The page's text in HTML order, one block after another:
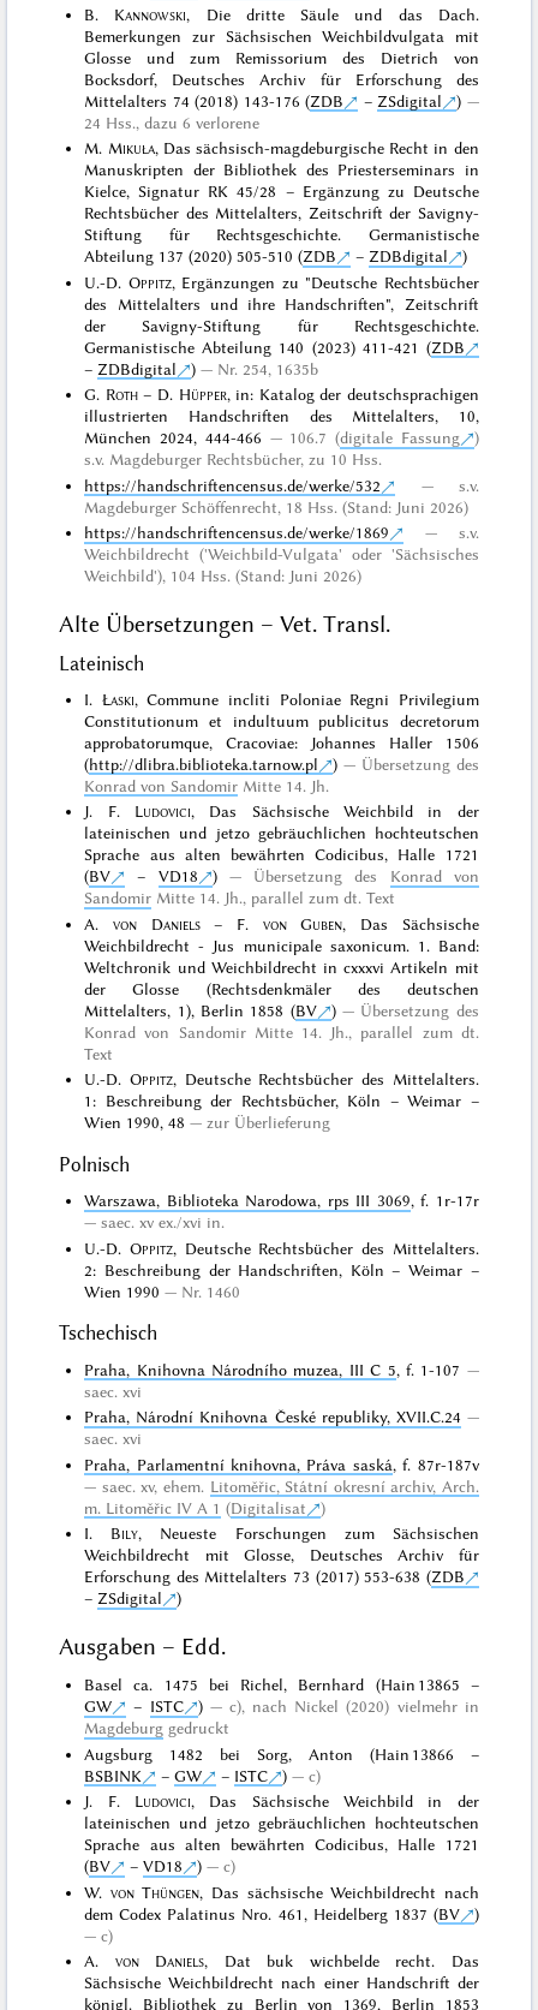
B. Kannowski, Die dritte Säule und das Dach.
Bemerkungen zur Sächsischen Weichbildvulgata mit
Glosse und zum Remissorium des Dietrich von
Bocksdorf, Deutsches Archiv für Erforschung des
Mittelalters 74 (2018) 143-176 (ZDB – ZSdigital
)
24 Hss., dazu 6 verlorene
M. Mikuła, Das sächsisch-magdeburgische Recht in den
Manuskripten der Bibliothek des Priesterseminars in
Kielce, Signatur RK 45/28 – Ergänzung zu Deutsche
Rechtsbücher des Mittelalters, Zeitschrift der Savigny-
Stiftung für Rechtsgeschichte. Germanistische
Abteilung 137 (2020) 505-510 (ZDB –ZDBdigital
)
U.-D. Oppitz, Ergänzungen zu "Deutsche Rechtsbücher
des Mittelalters und ihre Handschriften", Zeitschrift
der Savigny-Stiftung für Rechtsgeschichte.
Germanistische Abteilung 140 (2023) 411-421 (ZDB
– ZDBdigital )
Nr. 254, 1635b
G. Roth– D. Hüpper, in: Katalog der deutschsprachigen
illustrierten Handschriften des Mittelalters, 10,
München 2024, 444-466
106.7 (digitale Fassung
)
s.v. Magdeburger Rechtsbücher, zu 10 Hss.
https://handschriftencensus.de/werke/532
s.v.
Magdeburger Schöffenrecht, 18 Hss. (Stand: Juni 2026)
https://handschriftencensus.de/werke/1869
s.v.
Weichbildrecht ('Weichbild-Vulgata' oder 'Sächsisches
Weichbild'), 104 Hss. (Stand: Juni 2026)
Alte Übersetzungen – Vet. Transl.
Lateinisch
I. Łaski, Commune incliti Poloniae Regni Privilegium
Constitutionum et indultuum publicitus decretorum
approbatorumque, Cracoviae: Johannes Haller 1506
(http://dlibra.biblioteka.tarnow.pl )
Übersetzung des
Konrad von Sandomir Mitte 14. Jh.
J. F. Ludovici, Das Sächsische Weichbild in der
lateinischen und jetzo gebräuchlichen hochteutschen
Sprache aus alten bewährten Codicibus, Halle 1721
(BV – VD18 ) Übersetzung des Konrad von
Sandomir Mitte 14. Jh., parallel zum dt. Text
A. von Daniels– F. von Guben, Das Sächsische
Weichbildrecht - Jus municipale saxonicum. 1. Band:
Weltchronik und Weichbildrecht in cxxxvi Artikeln mit
der Glosse (Rechtsdenkmäler des deutschen
Mittelalters, 1), Berlin 1858 (BV )
Übersetzung des
Konrad von Sandomir Mitte 14. Jh., parallel zum dt.
Text
U.-D. Oppitz, Deutsche Rechtsbücher des Mittelalters.
1: Beschreibung der Rechtsbücher, Köln – Weimar –
Wien 1990, 48
zur Überlieferung
Polnisch
Warszawa, Biblioteka Narodowa, rps III 3069, f. 1r-17r
saec. xv ex./xvi in.
U.-D. Oppitz, Deutsche Rechtsbücher des Mittelalters.
2: Beschreibung der Handschriften, Köln – Weimar –
Wien 1990
Nr. 1460
Tschechisch
Praha, Knihovna Národního muzea, III C 5, f. 1-107
saec. xvi
Praha, Národní Knihovna České republiky, XVII.C.24
saec. xvi
Praha, Parlamentní knihovna, Práva saská, f. 87r-187v
saec. xv, ehem. Litoměřic, Státní okresní archiv, Arch.
m. Litoměřic IV A 1 (Digitalisat
)
I. Bily, Neueste Forschungen zum Sächsischen
Weichbildrecht mit Glosse, Deutsches Archiv für
Erforschung des Mittelalters 73 (2017) 553-638 (ZDB
– ZSdigital )
Ausgaben – Edd.
Basel ca. 1475 bei Richel, Bernhard (Hain 13865 –
GW
– ISTC )
c), nach Nickel (2020) vielmehr in
Magdeburg gedruckt
Augsburg 1482 bei Sorg, Anton (Hain 13866 –
BSBINK
–GW – ISTC )
c)
J. F. Ludovici, Das Sächsische Weichbild in der
lateinischen und jetzo gebräuchlichen hochteutschen
Sprache aus alten bewährten Codicibus, Halle 1721
(BV –VD18 )
c)
W. von Thüngen, Das sächsische Weichbildrecht nach
dem Codex Palatinus Nro. 461, Heidelberg 1837 (BV
)
c)
A. von Daniels, Dat buk wichbelde recht. Das
Sächsische Weichbildrecht nach einer Handschrift der
königl. Bibliothek zu Berlin von 1369, Berlin 1853